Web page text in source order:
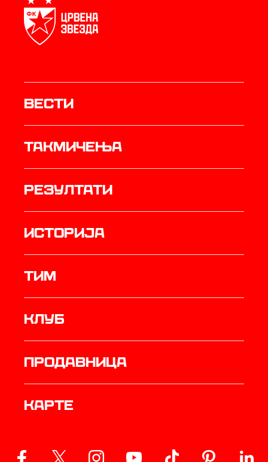
Вести
Такмичења
резултати
историја
ТИМ
Клуб
продавница
Карте